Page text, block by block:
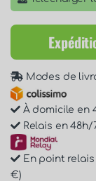
Modes de
À domicile en
Relais en 48h/
En point relais
€)